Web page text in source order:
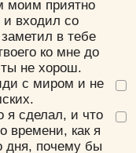
моим приятно
входил со
в тебе
ко мне до
ты не хорош.
с миром и не
я сделал, и что
времени, как я
дня, почему бы